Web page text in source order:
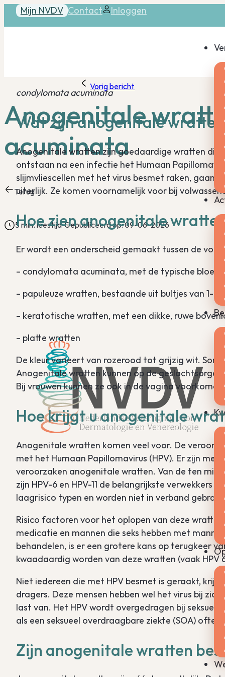
Mijn NVDV Contact Inloggen
Anogenitale
acuminata
Terug
5 min. leestijd Gepubliceerd op: 09-06-2026
condylomata acuminata
Wat zijn anogenitale
Anogenitale wratten zijn goedaardige wratten die
ontstaan na een infectie het Humaan
slijmvliescellen met het virus besmet raken, gaan
uiterlijk. Ze komen voornamelijk voor bij
Hoe zien anogenitale
Er wordt een onderscheid gemaakt tussen de
– condylomata acuminata, met de typische
– papuleuze wratten, bestaande uit bultjes van 1-4
– keratotische wratten, met een dikke, ruwe
– platte wratten
De kleur varieert van rozerood tot grijzig wit.
Anogenitale wratten kunnen op de
Bij vrouwen kunnen ze ook in de vagina voorkomen.
Hoe krijgt u anogenitale
Anogenitale wratten komen veel voor. De
met het Humaan Papillomavirus (HPV). Er zijn
veroorzaken anogenitale wratten. Van de ten
zijn HPV-6 en HPV-11 de belangrijkste verwekkers
laagrisico typen en worden niet in verband
Risico factoren voor het oplopen van deze
medicatie en mannen die seks hebben met
behandelen, is er een grotere kans op terugkeer
kwaadaardig worden van deze wratten (vaak HPV
Niet iedereen die met HPV besmet is geraakt,
dragers. Deze mensen hebben wel het virus bij
last van. Het HPV wordt overgedragen bij
als een seksueel overdraagbare ziekte (SOA)
Zijn anogenitale wratten
Vorig bericht